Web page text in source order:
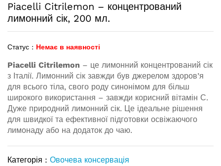
Piacelli Citrilemon – концентрований
лимонний сік, 200 мл.
Статус : Немає в наявності
Piacelli Citrilemon – це лимонний концентрований сік
з Італії. Лимонний сік завжди був джерелом здоров’я
для всього тіла, свого роду синонімом для більш
широкого використання – завжди корисний вітамін С.
Дуже природний лимонний сік. Це ідеальне рішення
для швидкої та ефективної підготовки освіжаючого
лимонаду або на додаток до чаю.
Категорія : Овочева консервація